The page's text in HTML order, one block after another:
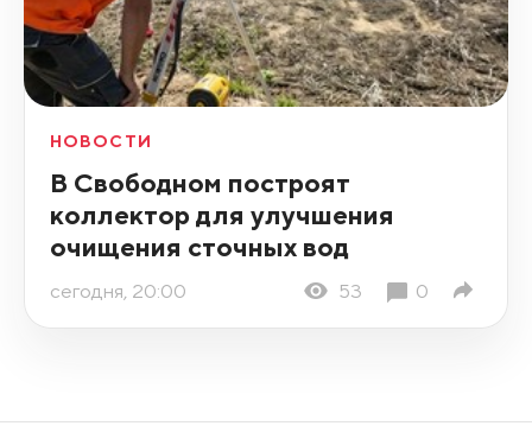
НОВОСТИ
В Свободном построят
коллектор для улучшения
очищения сточных вод
сегодня, 20:00 53 0